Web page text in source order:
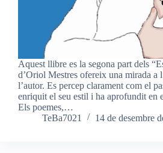
Aquest llibre es la segona part dels
d’Oriol Mestres ofereix una mirada a
l’autor. Es percep clarament com el
enriquit el seu estil i ha aprofundit en
Els poemes,…
TeBa7021
14 de desembre